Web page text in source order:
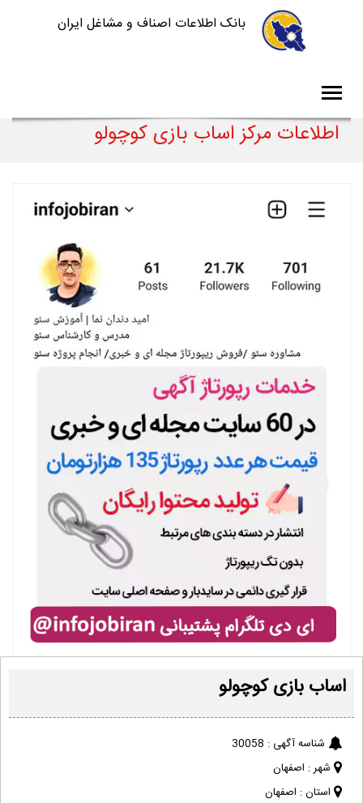
بانک اطلاعات اصناف و مشاغل ایران
اطلاعات مرکز اساب بازی کوچولو
اساب بازی کوچولو
شناسه آگهی : 30058
شهر : اصفهان
استان : اصفهان